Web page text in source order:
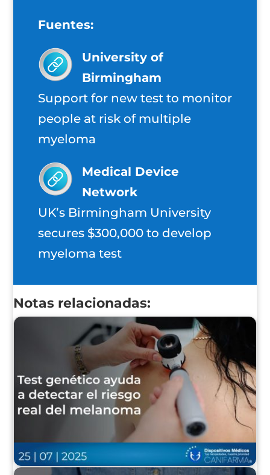
Fuentes:
University of
Birmingham
Support for new test to monitor
people at risk of multiple
myeloma
Medical Device
Network
UK’s Birmingham University
secures $300,000 to develop
myeloma test
Notas relacionadas: